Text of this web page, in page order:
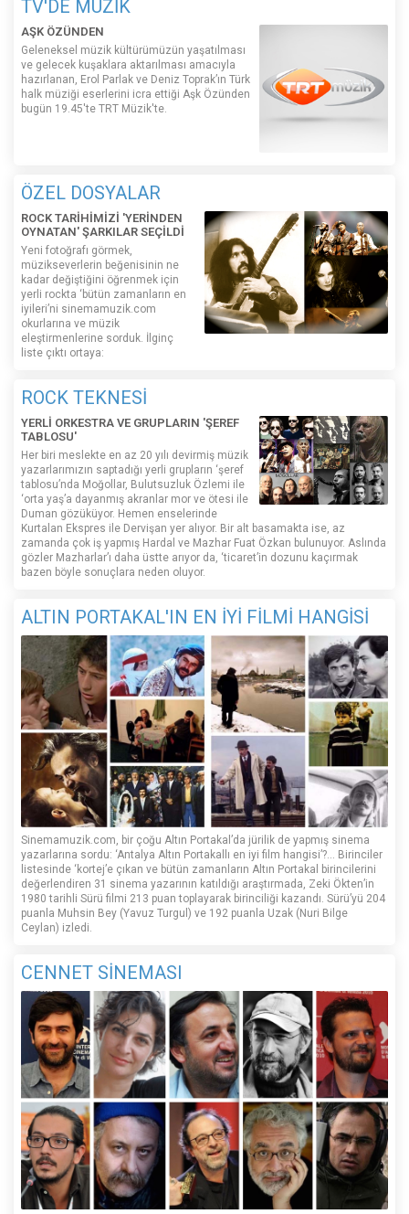
TV'DE MÜZİK
AŞK ÖZÜNDEN
Geleneksel müzik kültürümüzün yaşatılması
ve gelecek kuşaklara aktarılması amacıyla
hazırlanan, Erol Parlak ve Deniz Toprak’ın Türk
halk müziği eserlerini icra ettiği Aşk Özünden
bugün 19.45'te TRT Müzik'te.
ÖZEL DOSYALAR
ROCK TARİHİMİZİ 'YERİNDEN
OYNATAN' ŞARKILAR SEÇİLDİ
Yeni fotoğrafı görmek,
müzikseverlerin beğenisinin ne
kadar değiştiğini öğrenmek için
yerli rockta ‘bütün zamanların en
iyileri’ni sinemamuzik.com
okurlarına ve müzik
eleştirmenlerine sorduk. İlginç
liste çıktı ortaya:
ROCK TEKNESİ
YERLİ ORKESTRA VE GRUPLARIN 'ŞEREF
TABLOSU'
Her biri meslekte en az 20 yılı devirmiş müzik
yazarlarımızın saptadığı yerli grupların ‘şeref
tablosu’nda Moğollar, Bulutsuzluk Özlemi ile
‘orta yaş’a dayanmış akranlar mor ve ötesi ile
Duman gözüküyor. Hemen enselerinde
Kurtalan Ekspres ile Dervişan yer alıyor. Bir alt basamakta ise, az
zamanda çok iş yapmış Hardal ve Mazhar Fuat Özkan bulunuyor. Aslında
gözler Mazharlar’ı daha üstte arıyor da, ‘ticaret’in dozunu kaçırmak
bazen böyle sonuçlara neden oluyor.
ALTIN PORTAKAL'IN EN İYİ FİLMİ HANGİSİ
Sinemamuzik.com, bir çoğu Altın Portakal’da jürilik de yapmış sinema
yazarlarına sordu: ‘Antalya Altın Portakallı en iyi film hangisi’?... Birinciler
listesinde ‘kortej’e çıkan ve bütün zamanların Altın Portakal birincilerini
değerlendiren 31 sinema yazarının katıldığı araştırmada, Zeki Ökten’in
1980 tarihli Sürü filmi 213 puan toplayarak birinciliği kazandı. Sürü’yü 204
puanla Muhsin Bey (Yavuz Turgul) ve 192 puanla Uzak (Nuri Bilge
Ceylan) izledi.
CENNET SİNEMASI